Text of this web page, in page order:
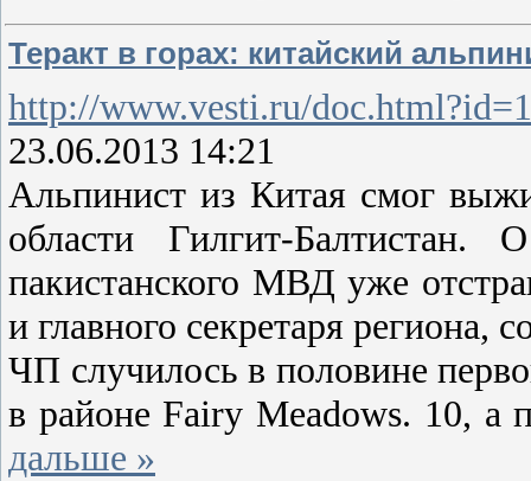
Теракт в горах: китайский
http://www.vesti.ru/
23.06.2013 14:21
Альпинист из Китая смог
области Гилгит-
пакистанского МВД уже
и главного секретаря
ЧП случилось в половине
в районе Fairy Meadows. 10, а
дальше »